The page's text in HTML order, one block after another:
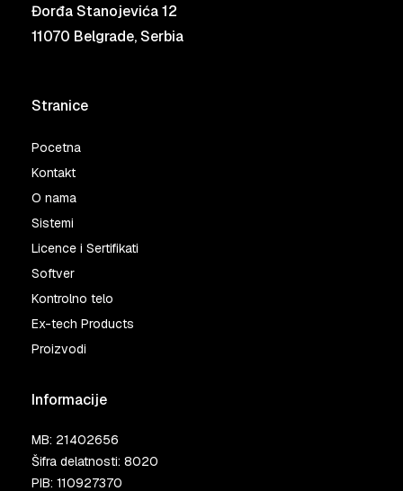
Đorđa Stanojevića 12
11070 Belgrade, Serbia
Stranice
Pocetna
Kontakt
O nama
Sistemi
Licence i Sertifikati
Softver
Kontrolno telo
Ex-tech Products
Proizvodi
Informacije
MB: 21402656
Šifra delatnosti: 8020
PIB: 110927370